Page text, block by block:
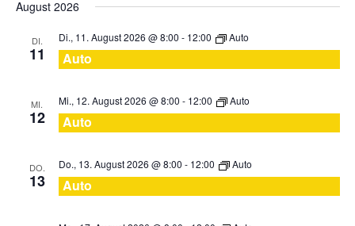
wählen.
August 2026
DI.
11
Di., 11. August 2026 @ 8:00 - 12:00 Auto
Auto
MI.
12
Mi., 12. August 2026 @ 8:00 - 12:00 Auto
Auto
DO.
13
Do., 13. August 2026 @ 8:00 - 12:00 Auto
Auto